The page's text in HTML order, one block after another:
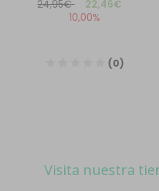
Visita nuestra